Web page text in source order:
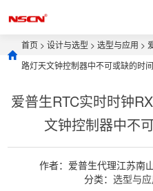
首页 >设计与选型 >选型与应用 >
路灯天文钟控制器中不可或缺的时
爱普生RTC实时时钟
文钟控制器中不
作者：爱普生代理江苏南
分类： 选型与